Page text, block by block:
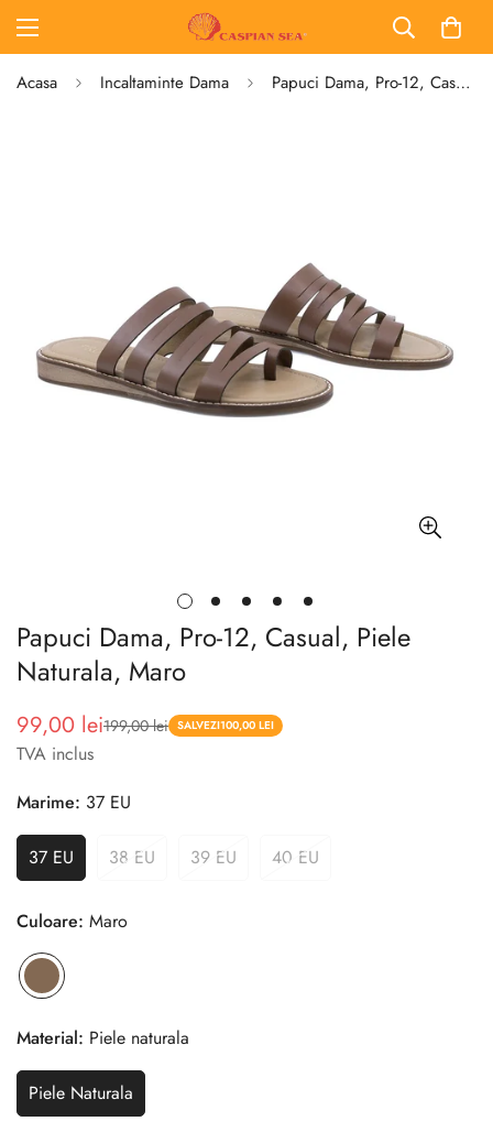
Acasa Incaltaminte Dama Papuci Dama, Pro-12, Casual, Piele Naturala, Maro
Papuci Dama, Pro-12, Casual, Piele
Naturala, Maro
Pret
redus
99,00 lei
Pret 199,00 lei SALVEZI100,00 LEI
TVA inclus
Marime: 37 EU
37 EU 38 EU 39 EU 40 EU
Culoare: Maro
Material: Piele naturala
Piele Naturala